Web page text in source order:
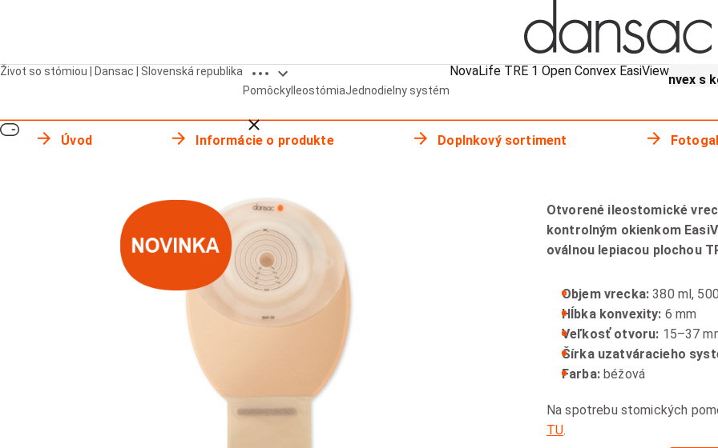
Život so stómiou | Dansac | Slovenská republika Open breadcrumbs
Close breadcrumbs
Pomôcky IleostómiaJednodielny systém
NovaLife TRE 1 Open Convex EasiView
NovaLife TRE™ 1 Open Convex s
Úvod Informácie o produkte Doplnkový sortiment
Otvorené ileostomické
kontrolným okienkom
oválnou lepiacou plochou
Objem vrecka:380 ml,
Hĺbka konvexity: 6 mm
Veľkosť otvoru: 15–37
Šírka uzatváracieho
Farba: béžová
Na spotrebu stomických
TU.